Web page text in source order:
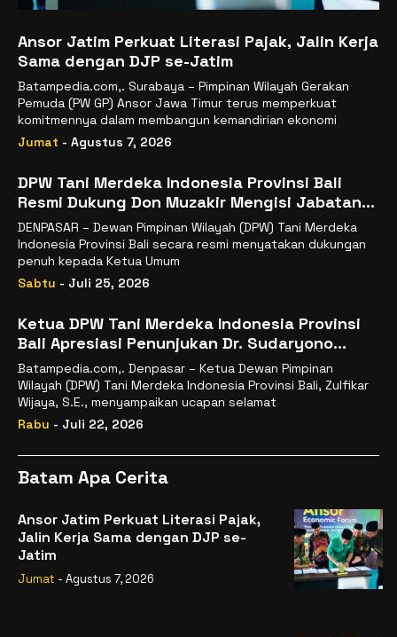
Ansor Jatim Perkuat Literasi Pajak, Jalin Kerja
Sama dengan DJP se-Jatim
Batampedia.com,. Surabaya – Pimpinan Wilayah Gerakan
Pemuda (PW GP) Ansor Jawa Timur terus memperkuat
komitmennya dalam membangun kemandirian ekonomi
Jumat - Agustus 7, 2026
DPW Tani Merdeka Indonesia Provinsi Bali
Resmi Dukung Don Muzakir Mengisi Jabatan
Wakil Menteri Pertanian RI
DENPASAR – Dewan Pimpinan Wilayah (DPW) Tani Merdeka
Indonesia Provinsi Bali secara resmi menyatakan dukungan
penuh kepada Ketua Umum
Sabtu - Juli 25, 2026
Ketua DPW Tani Merdeka Indonesia Provinsi
Bali Apresiasi Penunjukan Dr. Sudaryono
sebagai Kepala Badan Gizi Nasional
Batampedia.com,. Denpasar – Ketua Dewan Pimpinan
Wilayah (DPW) Tani Merdeka Indonesia Provinsi Bali, Zulfikar
Wijaya, S.E., menyampaikan ucapan selamat
Rabu - Juli 22, 2026
Batam Apa Cerita
Ansor Jatim Perkuat Literasi Pajak,
Jalin Kerja Sama dengan DJP se-
Jatim
Jumat - Agustus 7, 2026